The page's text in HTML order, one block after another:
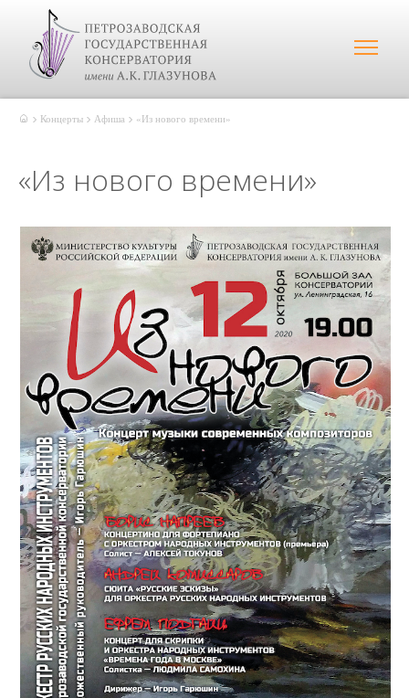
Концерты Афиша «Из нового времени»
«Из нового времени»